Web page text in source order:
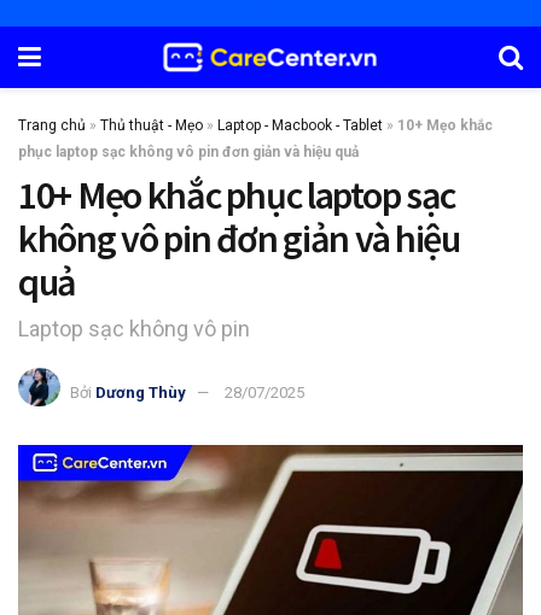
Trang chủ » Thủ thuật - Mẹo » Laptop - Macbook - Tablet » 10+ Mẹo khắc
phục laptop sạc không vô pin đơn giản và hiệu quả
10+ Mẹo khắc phục laptop sạc
không vô pin đơn giản và hiệu
quả
Laptop sạc không vô pin
Bởi Dương Thùy 28/07/2025